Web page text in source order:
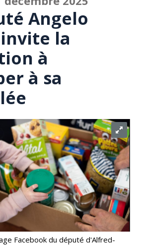
Angelo
la
à
à sa
Facebook du député d'Alfred-